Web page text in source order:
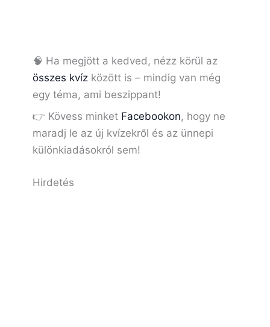
🧠 Ha megjött a kedved, nézz körül az
összes kvíz között is – mindig van még
egy téma, ami beszippant!
👉 Kövess minket Facebookon, hogy ne
maradj le az új kvízekről és az ünnepi
különkiadásokról sem!
Hirdetés